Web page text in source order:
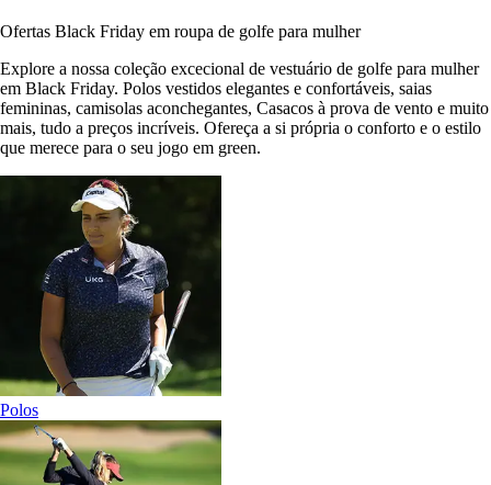
Ofertas Black Friday em roupa de golfe para mulher
Explore a nossa coleção excecional de vestuário de golfe para mulher
em Black Friday. Polos vestidos elegantes e confortáveis, saias
femininas, camisolas aconchegantes, Casacos à prova de vento e muito
mais, tudo a preços incríveis. Ofereça a si própria o conforto e o estilo
que merece para o seu jogo em green.
Polos